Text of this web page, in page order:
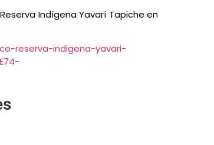
Indígena Yavarí Tapiche en
reserva-indigena-yavari-